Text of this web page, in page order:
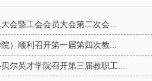
会暨工会会员大会第二次会...
）顺利召开第一届第四次教...
英才学院召开第三届教职工...